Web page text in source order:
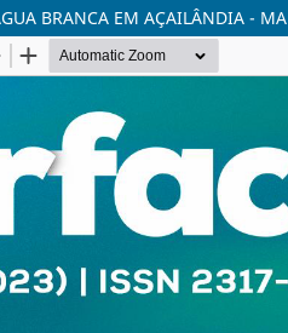
BRANCA EM AÇAILÂNDIA - MA